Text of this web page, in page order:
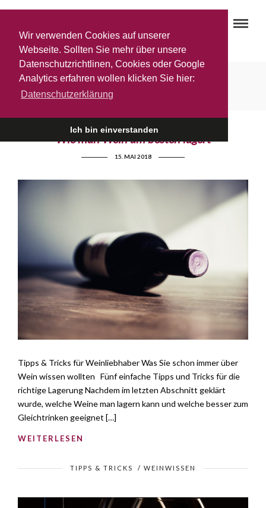
Wir verwenden Cookies auf unserer
Webseite. Sollten Sie mehr über unsere
Datenschutzrichtlinen, Cookies oder Google
Analytics erfahren wollen klicken Sie hier:
Datenschutzerklärung
Ich bin einverstanden
Tipps und Tricks
Wie man Wein am besten lagert
15. MAI 2018
Tipps & Tricks für Weinliebhaber Was Sie schon immer über
Wein wissen wollten Fünf einfache Tipps und Tricks für die
richtige Lagerung Nachdem im letzten Abschnitt geklärt
wurde, welche Weine man lagern kann und welche besser zum
Gleichtrinken geeignet […]
WEITERLESEN
TIPPS & TRICKS / WEINWISSEN